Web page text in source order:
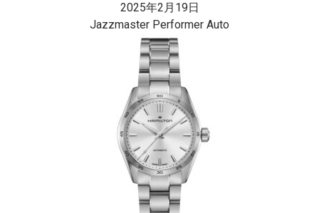
2025年2月19日
Jazzmaster Performer Auto